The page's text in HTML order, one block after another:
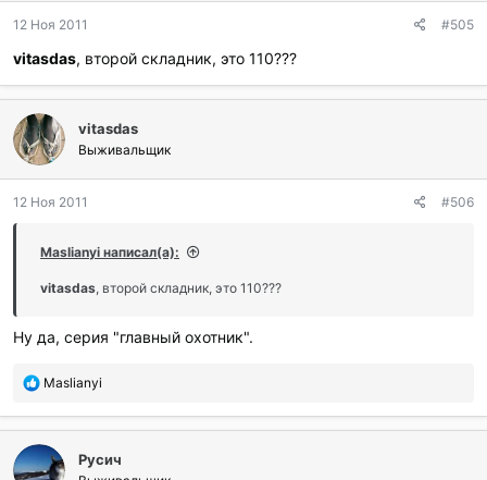
а
и
л
:
12 Ноя 2011 #505
vitasdas, второй складник, это 110???
vitasdas
Выживальщик
12 Ноя 2011 #506
Maslianyi написал(а):
vitasdas, второй складник, это 110???
Ну да, серия "главный охотник".
П
б
л
а
Maslianyi
Русич